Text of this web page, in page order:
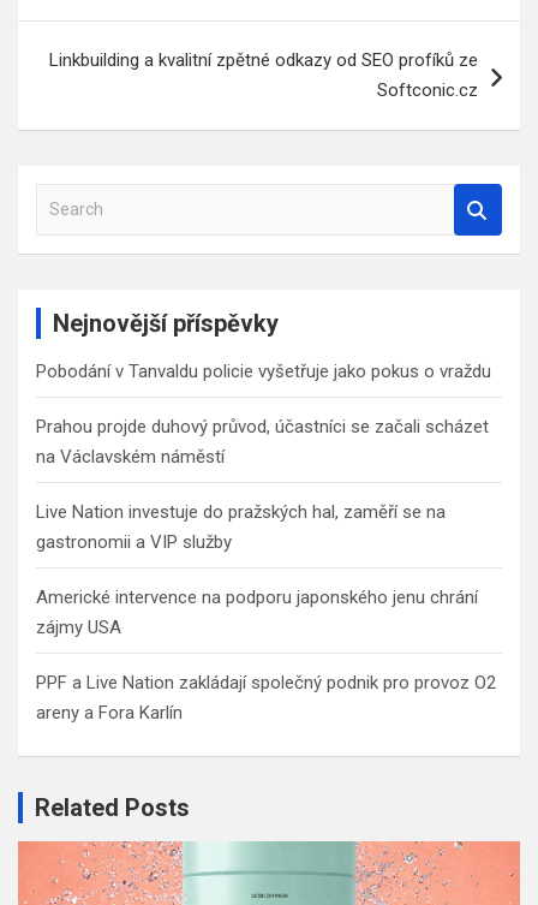
Linkbuilding a kvalitní zpětné odkazy od SEO profíků ze
Softconic.cz
a
Nejnovější příspěvky
Pobodání v Tanvaldu policie vyšetřuje jako pokus o vraždu
Prahou projde duhový průvod, účastníci se začali scházet
na Václavském náměstí
Live Nation investuje do pražských hal, zaměří se na
gastronomii a VIP služby
Americké intervence na podporu japonského jenu chrání
zájmy USA
PPF a Live Nation zakládají společný podnik pro provoz O2
areny a Fora Karlín
Related Posts